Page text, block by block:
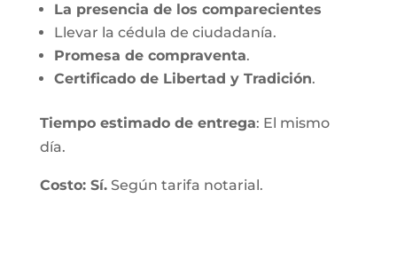
La presencia de los comparecientes
Llevar la cédula de ciudadanía.
Promesa de compraventa.
Certificado de Libertad y Tradición.
Tiempo estimado de entrega: El mismo
día.
Costo: Sí.Según tarifa notarial.